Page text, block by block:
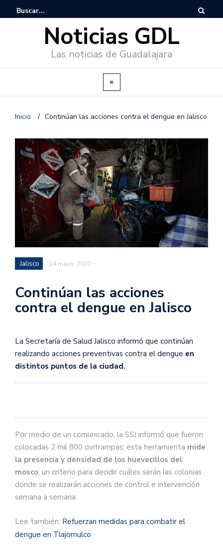
Noticias GDL
Las noticias de Guadalajara
Inicio / Continúan las acciones contra el dengue en Jalisco
Jalisco 14 mayo, 2020
Continúan las acciones
contra el dengue en Jalisco
La Secretaría de Salud Jalisco informó que continúan
realizando acciones preventivas contra el dengue en
distintos puntos de la ciudad.
Por medio de un comunicado, la SSJ informó que fueron
colocadas 2 mil 800 ovitrampas; esta herramienta mide
la presencia y densidad de los huevecillos del
mosco, un criterio para decidir cuáles serán las colonias
donde se realizarán acciones de control e intervención
semana a semana.
Lee también: Refuerzan medidas para combatir el
dengue en Tlajomulco